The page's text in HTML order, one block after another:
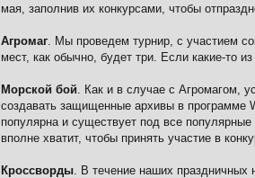
мая, заполнив их конкурсами, чтобы
Агромаг. Мы проведем турнир, с участием
мест, как обычно, будет три. Если какие-то
Морской бой. Как и в случае с Агромагом,
создавать защищенные архивы в программе
популярна и существует под все
вполне хватит, чтобы принять участие в
Кроссворды. В течение наших праздничных